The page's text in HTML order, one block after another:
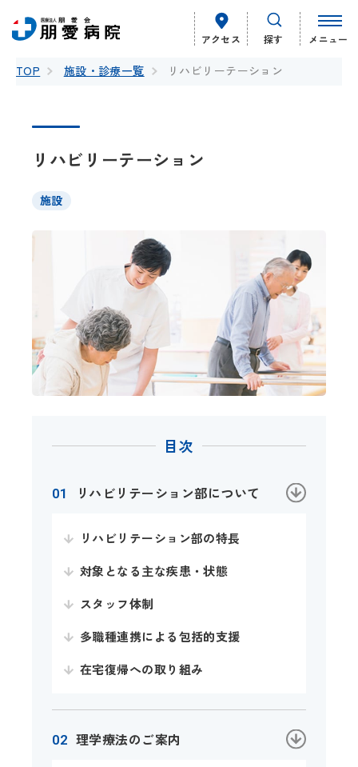
アクセス 探す メニュー
TOP 施設・診療一覧 リハビリーテーション
リハビリーテーション
施設
目次
リハビリテーション部について
リハビリテーション部の特長
対象となる主な疾患・状態
スタッフ体制
多職種連携による包括的支援
在宅復帰への取り組み
理学療法のご案内